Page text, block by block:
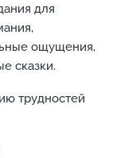
для
ощущения,
сказки.
трудностей